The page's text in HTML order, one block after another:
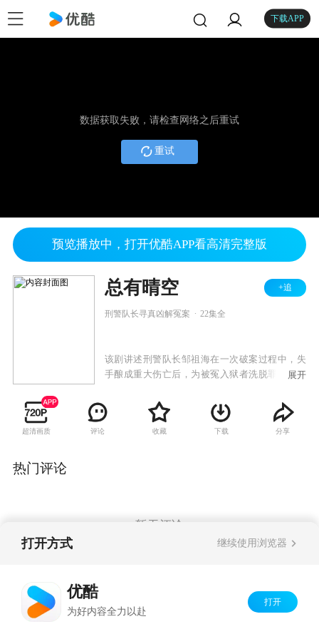
下载APP
数据获取失败，请检查网络之后重试
重试
预览播放中，打开优酷APP看高清完整版
总有晴空 +追
刑警队长寻真凶解冤案 22集全
该剧讲述刑警队长邹祖海在一次破案过程中，失
手酿成重大伤亡后，为被冤入狱者洗脱罪名，苦
展开
超清画质 评论 收藏 下载 分享
热门评论
暂无评论
打开方式 继续使用浏览器
优酷
为好内容全力以赴
打开